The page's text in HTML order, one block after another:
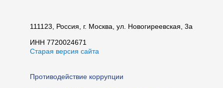
111123, Россия, г. Москва, ул. Новогиреевская, 3а
ИНН 7720024671
Старая версия сайта
Противодействие коррупции